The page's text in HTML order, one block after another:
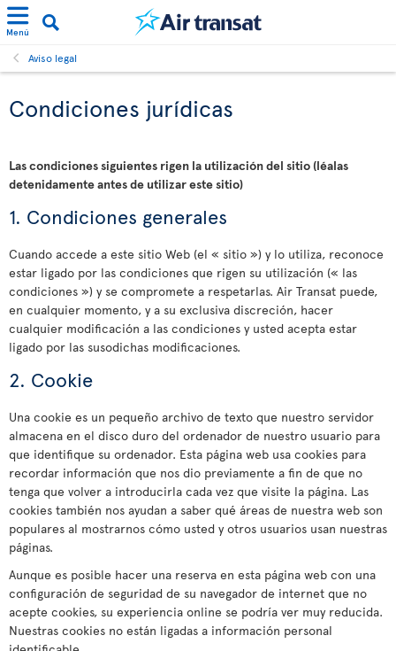
Menú
Aviso legal
Condiciones jurídicas
Las condiciones siguientes rigen la utilización del sitio (léalas
detenidamente antes de utilizar este sitio)
1. Condiciones generales
Cuando accede a este sitio Web (el « sitio ») y lo utiliza, reconoce
estar ligado por las condiciones que rigen su utilización (« las
condiciones ») y se compromete a respetarlas. Air Transat puede,
en cualquier momento, y a su exclusiva discreción, hacer
cualquier modificación a las condiciones y usted acepta estar
ligado por las susodichas modificaciones.
2. Cookie
Una cookie es un pequeño archivo de texto que nuestro servidor
almacena en el disco duro del ordenador de nuestro usuario para
que identifique su ordenador. Esta página web usa cookies para
recordar información que nos dio previamente a fin de que no
tenga que volver a introducirla cada vez que visite la página. Las
cookies también nos ayudan a saber qué áreas de nuestra web son
populares al mostrarnos cómo usted y otros usuarios usan nuestras
páginas.
Aunque es posible hacer una reserva en esta página web con una
configuración de seguridad de su navegador de internet que no
acepte cookies, su experiencia online se podría ver muy reducida.
Nuestras cookies no están ligadas a información personal